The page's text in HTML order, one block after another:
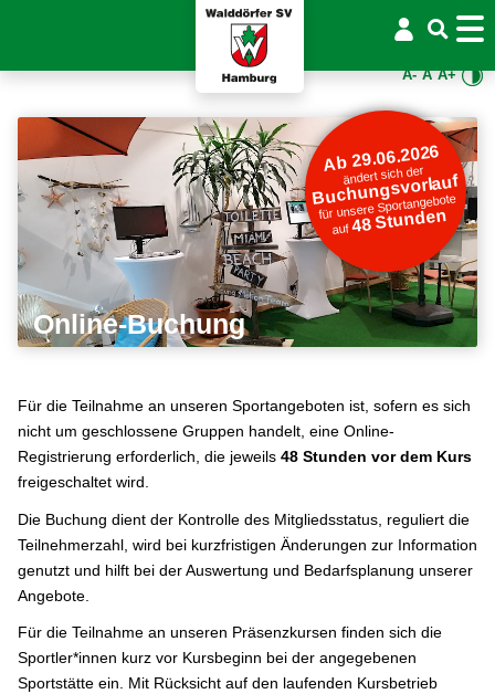
A- A A+
Ab 29.06.2026
ändert sich der
Buchungsvorlauf
für unsere Sportangebote
auf48 Stunden
Online-Buchung
Für die Teilnahme an unseren Sportangeboten ist, sofern es sich
nicht um geschlossene Gruppen handelt, eine Online-
Registrierung erforderlich, die jeweils 48 Stunden vor dem Kurs
freigeschaltet wird.
Die Buchung dient der Kontrolle des Mitgliedsstatus, reguliert die
Teilnehmerzahl, wird bei kurzfristigen Änderungen zur Information
genutzt und hilft bei der Auswertung und Bedarfsplanung unserer
Angebote.
Für die Teilnahme an unseren Präsenzkursen finden sich die
Sportler*innen kurz vor Kursbeginn bei der angegebenen
Sportstätte ein. Mit Rücksicht auf den laufenden Kursbetrieb